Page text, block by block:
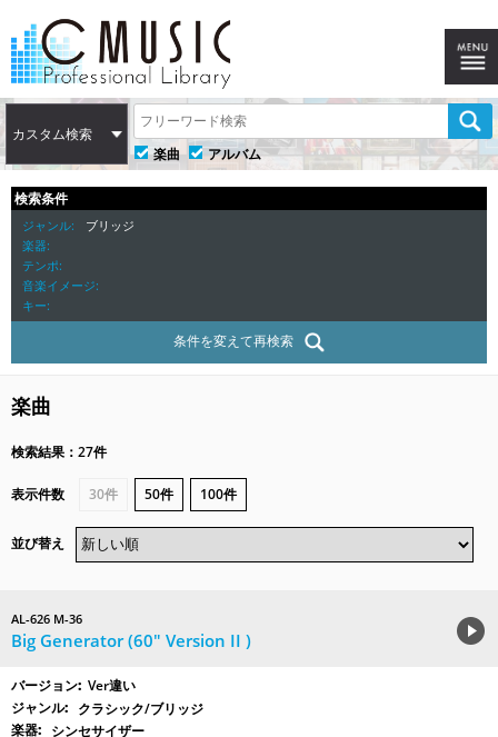
カスタム検索
楽曲
アルバム
検索条件
ジャンル
ブリッジ
楽器
テンポ
音楽イメージ
キー
条件を変えて再検索
楽曲
検索結果：27件
表示件数 30件 50件 100件
並び替え
AL-626 M-36
Big Generator (60″ Version II )
Ver違い
クラシック/ブリッジ
シンセサイザー